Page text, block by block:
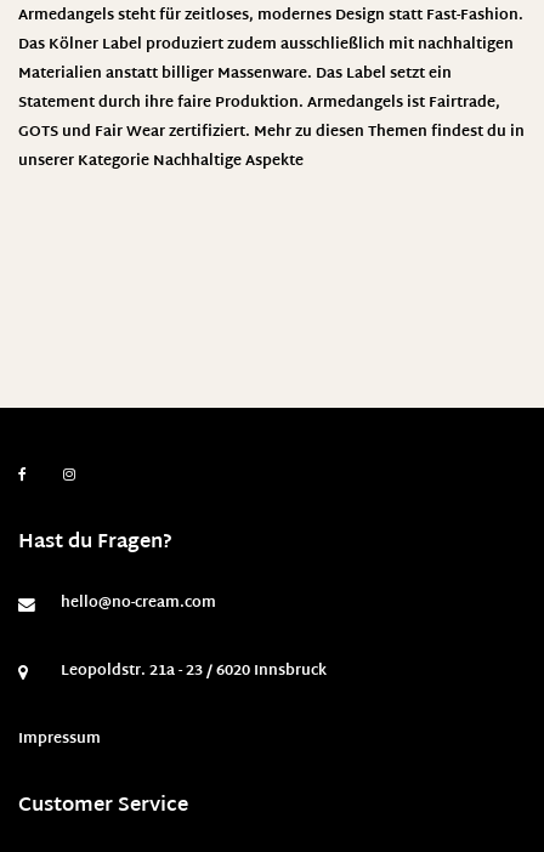
Armedangels steht für zeitloses, modernes Design statt Fast-Fashion.
Das Kölner Label produziert zudem ausschließlich mit nachhaltigen
Materialien anstatt billiger Massenware. Das Label setzt ein
Statement durch ihre faire Produktion.Armedangels ist Fairtrade,
GOTS und Fair Wear zertifiziert. Mehr zu diesen Themen findest du in
unserer KategorieNachhaltige Aspekte
Hast du Fragen?
hello@no-cream.com
Leopoldstr. 21a - 23 / 6020 Innsbruck
Impressum
Customer Service